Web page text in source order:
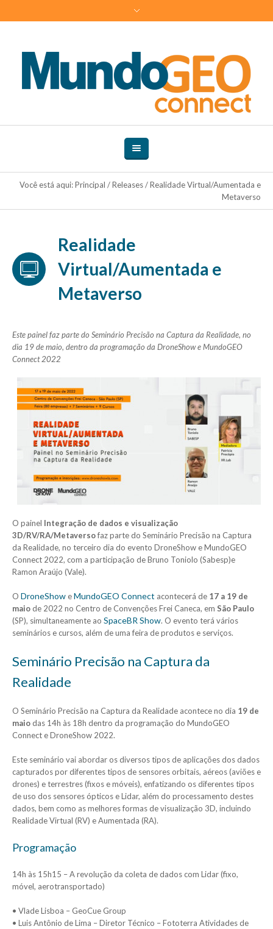
Você está aqui:Principal /Releases/Realidade Virtual/Aumentada e
Metaverso
Realidade
Virtual/Aumentada e
Metaverso
Este painel faz parte do Seminário Precisão na Captura da Realidade, no
dia 19 de maio, dentro da programação da DroneShow e MundoGEO
Connect 2022
O painel Integração de dados e visualização
3D/RV/RA/Metaversofaz parte do Seminário Precisão na Captura
da Realidade, no terceiro dia do evento DroneShow e MundoGEO
Connect 2022, com a participação de Bruno Toniolo (Sabesp)e
Ramon Araújo (Vale).
O DroneShow eMundoGEO Connect acontecerá de 17 a 19 de
maiode 2022 no Centro de Convenções Frei Caneca, em São Paulo
(SP), simultaneamente ao SpaceBR Show. O evento terá vários
seminários e cursos, além de uma feira de produtos e serviços.
Seminário Precisão na Captura da
Realidade
O Seminário Precisão na Captura da Realidade acontece no dia 19 de
maiodas 14h às 18h dentro da programação do MundoGEO
Connect e DroneShow 2022.
Este seminário vai abordar os diversos tipos de aplicações dos dados
capturados por diferentes tipos de sensores orbitais, aéreos (aviões e
drones) e terrestres (fixos e móveis), enfatizando os diferentes tipos
de uso dos sensores ópticos e Lidar, além do processamento destes
dados, bem como as melhores formas de visualização 3D, incluindo
Realidade Virtual (RV) e Aumentada (RA).
Programação
14h às 15h15 – A revolução da coleta de dados com Lidar (fixo,
móvel, aerotransportado)
• Vlade Lisboa – GeoCue Group
• Luis Antônio de Lima – Diretor Técnico – Fototerra Atividades de